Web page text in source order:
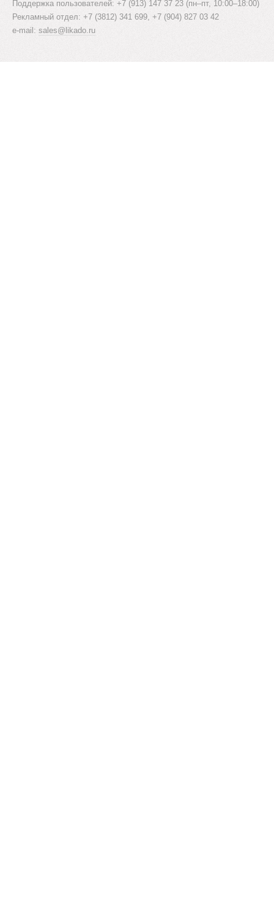
Поддержка пользователей: +7 (913) 147 37 23 (пн–пт, 10:00–18:00)
Рекламный отдел: +7 (3812) 341 699, +7 (904) 827 03 42
e-mail: sales@likado.ru